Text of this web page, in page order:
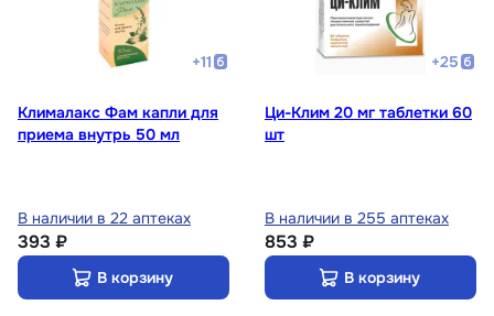
+11
Клималакс Фам капли для
приема внутрь 50 мл
В наличии в 22 аптеках
393 ₽
В корзину
+25
Ци-Клим 20 мг таблетки 60
шт
В наличии в 255 аптеках
853 ₽
В корзину